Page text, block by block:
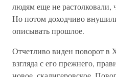
людям еще не растолковали,
Но потом доходчиво
описывать прошлое.
Отчетливо виден поворот в
взгляда с его прежнего,